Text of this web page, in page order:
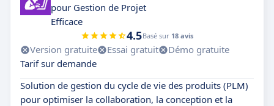
pour Gestion de Projet
Efficace
4.5Basé sur 18 avis
Version gratuite Essai gratuit
Démo gratuite
Tarif sur demande
Solution de gestion du cycle de vie des produits (PLM)
pour optimiser la collaboration, la conception et la